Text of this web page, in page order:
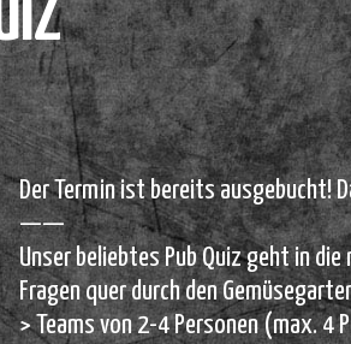
Der Termin ist bereits ausgebucht!
——
Unser beliebtes Pub Quiz geht in die
Fragen quer durch den
> Teams von 2-4 Personen (max. 4